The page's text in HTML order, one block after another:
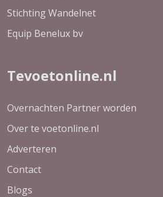
Stichting Wandelnet
Equip Benelux bv
Tevoetonline.nl
Overnachten Partner worden
Over te voetonline.nl
Adverteren
Contact
Blogs